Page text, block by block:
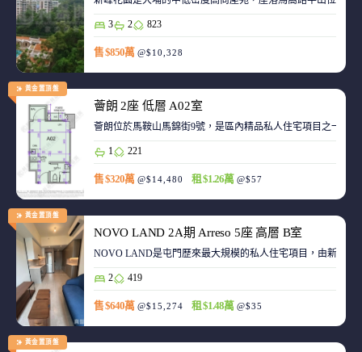
3 2 823
售 $850萬 @$10,328
黃金置頂盤
薈朗 2座 低層 A02室
薈朗位於馬鞍山馬錦街9號，是區內精品私人住宅項目之一，
1 221
售 $320萬 @$14,480 租 $1.26萬 @$57
黃金置頂盤
NOVO LAND 2A期 Arreso 5座 高層 B室
NOVO LAND是屯門歷來最大規模的私人住宅項目，由新鴻
2 419
售 $640萬 @$15,274 租 $1.48萬 @$35
黃金置頂盤